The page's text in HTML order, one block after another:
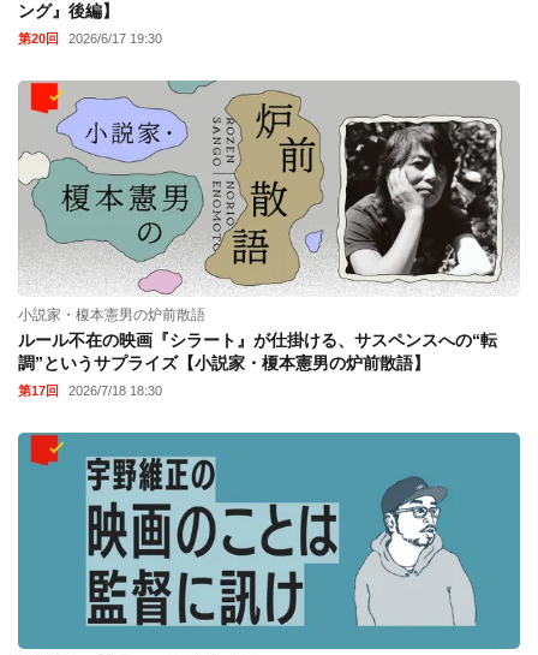
ング』後編】
第20回 2026/6/17 19:30
小説家・榎本憲男の炉前散語
ルール不在の映画『シラート』が仕掛ける、サスペンスへの“転
調”というサプライズ【小説家・榎本憲男の炉前散語】
第17回 2026/7/18 18:30